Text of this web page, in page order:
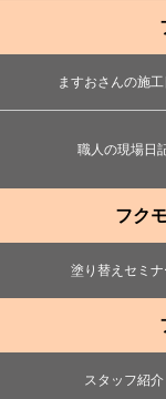
ますおさんの施
職人の現場日
フク
塗り替えセミナ
スタッフ紹介